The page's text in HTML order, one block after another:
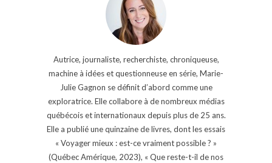
Autrice, journaliste, recherchiste, chroniqueuse,
machine à idées et questionneuse en série, Marie-
Julie Gagnon se définit d’abord comme une
exploratrice. Elle collabore à de nombreux médias
québécois et internationaux depuis plus de 25 ans.
Elle a publié une quinzaine de livres, dont les essais
« Voyager mieux : est-ce vraiment possible ? »
(Québec Amérique, 2023), « Que reste-t-il de nos